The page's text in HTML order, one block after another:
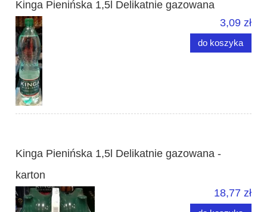
Kinga Pienińska 1,5l Delikatnie gazowana
3,09 zł
do koszyka
Kinga Pienińska 1,5l Delikatnie gazowana -
karton
18,77 zł